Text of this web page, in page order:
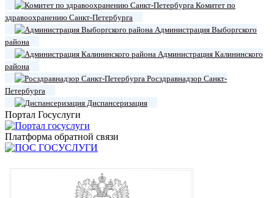
Комитет по
здравоохранению Санкт-Петербурга
Администрация Выборгского
района
Администрация Калининского
района
Росздравнадзор Санкт-
Петербурга
Диспансеризация
Портал Госуслуги
Платформа обратной связи